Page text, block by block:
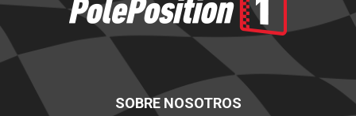
SOBRE NOSOTROS